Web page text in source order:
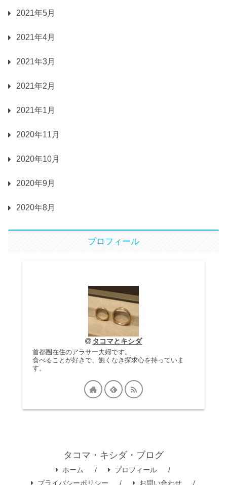
2021年5月
2021年4月
2021年3月
2021年2月
2021年1月
2020年11月
2020年10月
2020年9月
2020年8月
プロフィール
タコマとキシダ
首都圏在住のアラサー夫婦です。
食べることが好きで、飽くなき探求心を持っていま
す。
タコマ・キシダ・ブログ
ホーム
プロフィール
プライバシーポリシー
お問い合わせ